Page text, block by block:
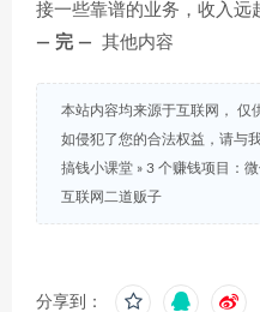
接一些靠谱的业务，收入远
— 完 — 其他内容
本站内容均来源于互联网， 仅
如侵犯了您的合法权益，请与
搞钱小课堂 » 3 个赚钱项目：
互联网二道贩子
分享到：